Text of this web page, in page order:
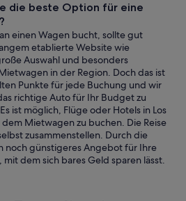
die beste Option für eine
einen Wagen bucht, sollte gut
etablierte Website wie
Auswahl und besonders
in der Region. Doch das ist
Punkte für jede Buchung und wir
richtige Auto für Ihr Budget zu
ist möglich, Flüge oder Hotels in Los
Mietwagen zu buchen. Die Reise
zusammenstellen. Durch die
noch günstigeres Angebot für Ihre
mit dem sich bares Geld sparen lässt.